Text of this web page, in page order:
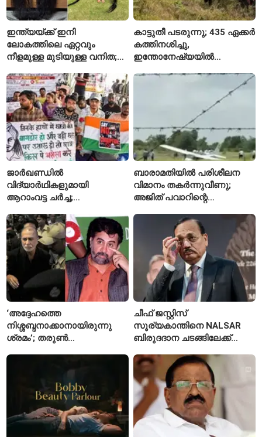
ഇന്ത്യയ്ക്ക് ഇനി
ലോകത്തിലെ ഏറ്റവും
നീളമുള്ള മുടിയുള്ള വനിത;
കാട്ടുതീ പടരുന്നു; 435 ഏക്കർ
കത്തിനശിച്ചു,
ഇന്തോനേഷ്യയിൽ
ജാർഖണ്ഡിൽ
വിദ്യാർഥികളുമായി
ആറാംവട്ട ചർച്ച;
ദിവസത്തിലേക്ക്
ബാരാമതിയിൽ പരിശീലന
വിമാനം തകർന്നുവീണു;
അജിത് പവാറിന്റെ
രണ്ടാമത്തെ സംഭവം
‘അദ്ദേഹത്തെ
നിശ്ശബ്ദനാക്കാനായിരുന്നു
ശ്രമം’; തരുണ്‍
കാരണമെന്ന് മകൾ
ചീഫ് ജസ്റ്റിസ്
സൂര്യകാന്തിനെ NALSAR
ബിരുദദാന ചടങ്ങിലേക്ക്
വിദ്യാർഥികളുടെ എതിർപ്പ്